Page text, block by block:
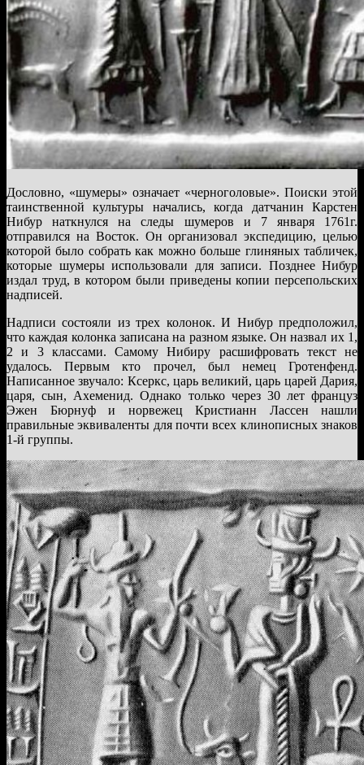
Дословно, «шумеры» означает «черноголовые». Поиски этой
таинственной культуры начались, когда датчанин Карстен
Нибур наткнулся на следы шумеров и 7 января 1761г.
отправился на Восток. Он организовал экспедицию, целью
которой было собрать как можно больше глиняных табличек,
которые шумеры использовали для записи. Позднее Нибур
издал труд, в котором были приведены копии персепольских
надписей.
Надписи состояли из трех колонок. И Нибур предположил,
что каждая колонка записана на разном языке. Он назвал их 1,
2 и 3 классами. Самому Нибиру расшифровать текст не
удалось. Первым кто прочел, был немец Гротенфенд.
Написанное звучало: Ксеркс, царь великий, царь царей Дария,
царя, сын, Ахеменид. Однако только через 30 лет француз
Эжен Бюрнуф и норвежец Кристианн Лассен нашли
правильные эквиваленты для почти всех клинописных знаков
1-й группы.